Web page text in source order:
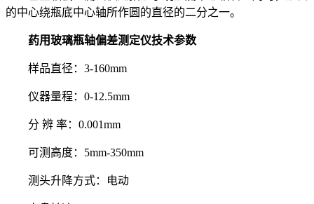
的中心绕瓶底中心轴所作圆的直径的二分之一。
药用玻璃瓶轴偏差测定仪技术参数
样品直径：3-160mm
仪器量程：0-12.5mm
分 辨 率：0.001mm
可测高度：5mm-350mm
测头升降方式：电动